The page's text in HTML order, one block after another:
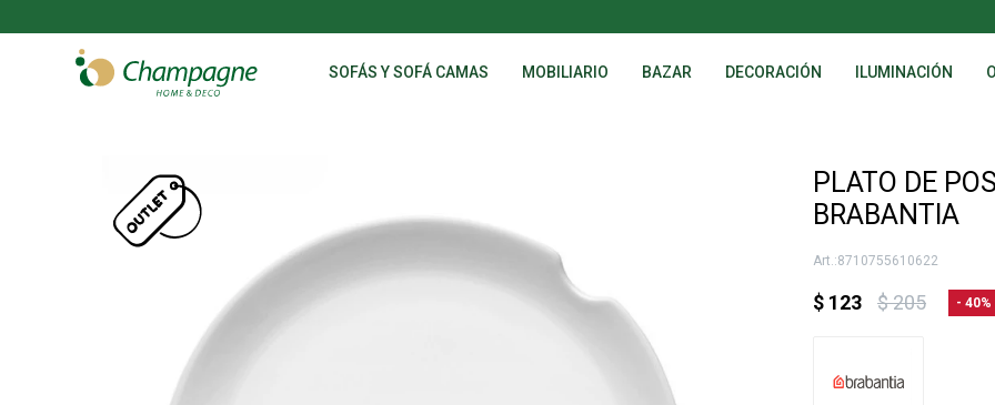
SOFÁS Y SOFÁ CAMAS MOBILIARIO BAZAR DECORACIÓN ILUMINACIÓN
PLATO DE
BRABANTIA
8710755610622
$ 123 $205 40